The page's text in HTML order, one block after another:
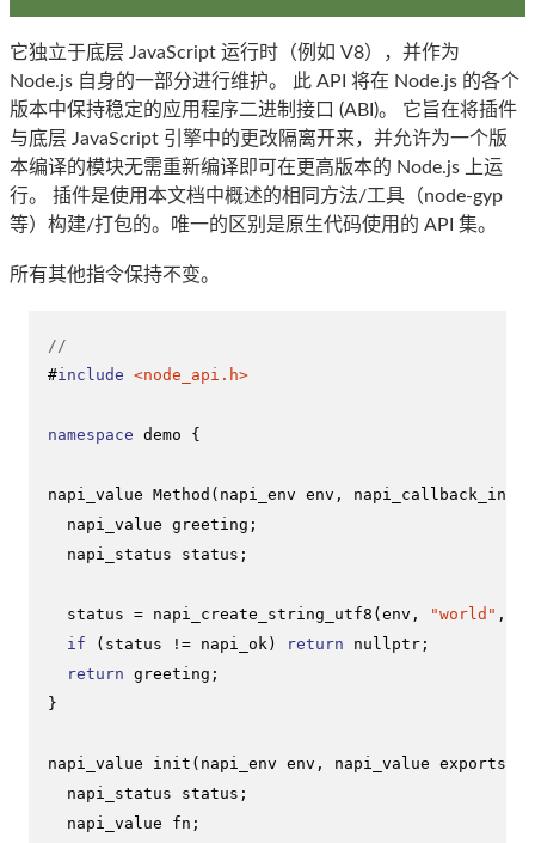
它独立于底层 JavaScript 运行时（例如 V8），并作为
Node.js 自身的一部分进行维护。 此 API 将在 Node.js 的各个
版本中保持稳定的应用程序二进制接口 (ABI)。 它旨在将插件
与底层 JavaScript 引擎中的更改隔离开来，并允许为一个版
本编译的模块无需重新编译即可在更高版本的 Node.js 上运
行。 插件是使用本文档中概述的相同方法/工具（node-gyp
等）构建/打包的。唯一的区别是原生代码使用的 API 集。
所有其他指令保持不变。
//
#include <node_api.h>
namespace demo {
napi_value Method (napi_env env, napi_callback_info
  napi_value greeting;
  napi_status status;
  status =
napi_create_string_utf8 (env, "world" ,
if (status != napi_ok) return nullptr ;
return greeting;
}
napi_value init (napi_env env, napi_value exports)
  napi_status status;
  napi_value fn;